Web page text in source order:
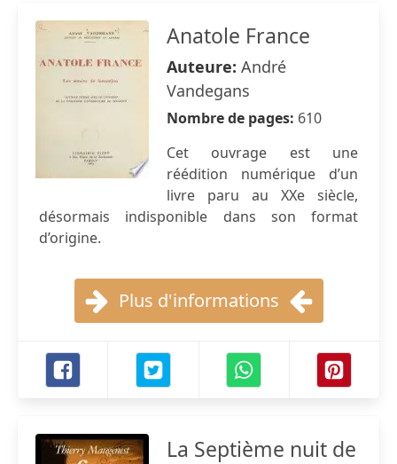
Anatole France
Auteure: André
Vandegans
Nombre de pages: 610
Cet ouvrage est une
réédition numérique d’un
livre paru au XXe siècle,
désormais indisponible dans son format
d’origine.
Plus d'informations
La Septième nuit de